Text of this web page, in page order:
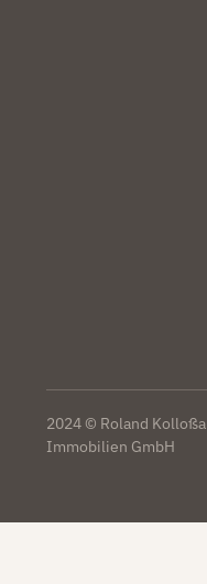
2024 © Roland Kolloßa
Immobilien GmbH